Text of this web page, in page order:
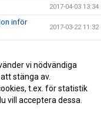
2017-04-03 13:34
inför
2017-03-22 11:32
2017-02-15 22:18
2016-11-21 10:35
vi nödvändiga
stänga av.
t.ex. för statistik
vill acceptera dessa.